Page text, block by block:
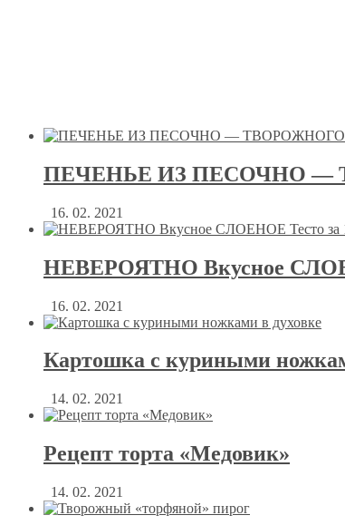
ПЕЧЕНЬЕ ИЗ ПЕСОЧНО —
16. 02. 2021
НЕВЕРОЯТНО Вкусное
16. 02. 2021
Картошка с куриными
14. 02. 2021
Рецепт торта «Медовик»
14. 02. 2021